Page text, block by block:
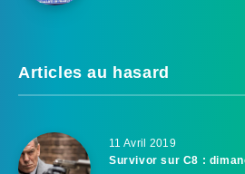
Articles au hasard
11 Avril 2019
Survivor sur C8 :